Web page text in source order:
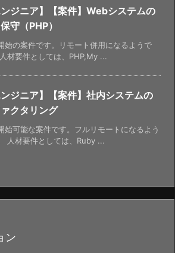
ンジニア】【案件】Webシステムの
守（PHP）
始の案件です。リモート併用になるようで
材要件としては、PHP,My ...
ンジニア】【案件】社内システムの
クタリング
始可能な案件です。フルリモートになるよう
人材要件としては、Ruby ...
ン